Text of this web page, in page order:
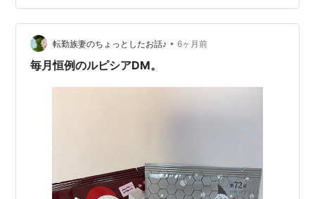
レンシスの挿し木 2025年10月に独立 退色？ 病気？ なん
で？ 2枚の葉が白っぽくなってます こちらも新芽が出て
きてるのにヨ 2種の復活…
転勤族妻のちょっとしたお話♪ • 6ヶ月前
毎月恒例のルピシアDM。